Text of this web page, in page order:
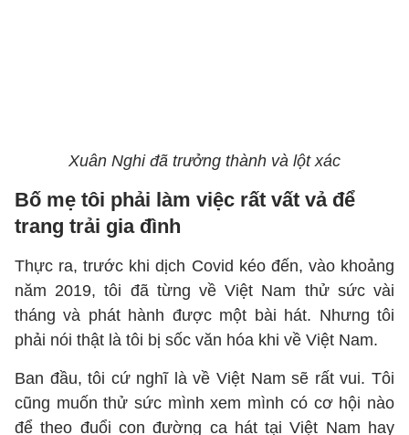
Xuân Nghi đã trưởng thành và lột xác
Bố mẹ tôi phải làm việc rất vất vả để
trang trải gia đình
Thực ra, trước khi dịch Covid kéo đến, vào khoảng
năm 2019, tôi đã từng về Việt Nam thử sức vài
tháng và phát hành được một bài hát. Nhưng tôi
phải nói thật là tôi bị sốc văn hóa khi về Việt Nam.
Ban đầu, tôi cứ nghĩ là về Việt Nam sẽ rất vui. Tôi
cũng muốn thử sức mình xem mình có cơ hội nào
để theo đuổi con đường ca hát tại Việt Nam hay